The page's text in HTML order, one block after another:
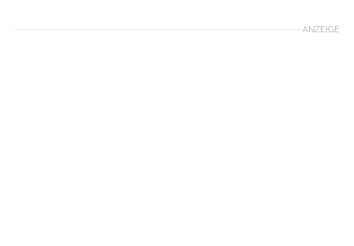
ANZEIGE